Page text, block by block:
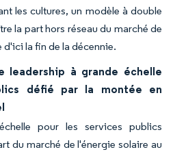
les cultures, un modèle à double
la part hors réseau du marché de
la fin de la décennie.
leadership à grande échelle
défié par la montée en
pour les services publics
du marché de l'énergie solaire au